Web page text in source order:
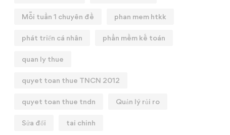
Mỗi tuần 1 chuyên đề phan mem htkk
phát triển cá nhân phần mềm kế toán
quan ly thue
quyet toan thue TNCN 2012
quyet toan thue tndn Quản lý rủi ro
Sửa đổi tai chinh